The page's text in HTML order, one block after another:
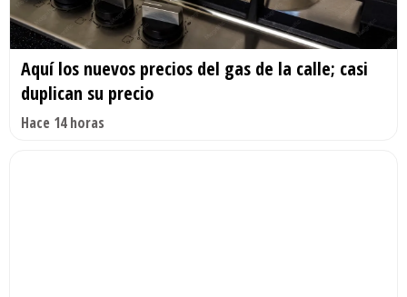
Aquí los nuevos precios del gas de la calle; casi
duplican su precio
Hace 14 horas